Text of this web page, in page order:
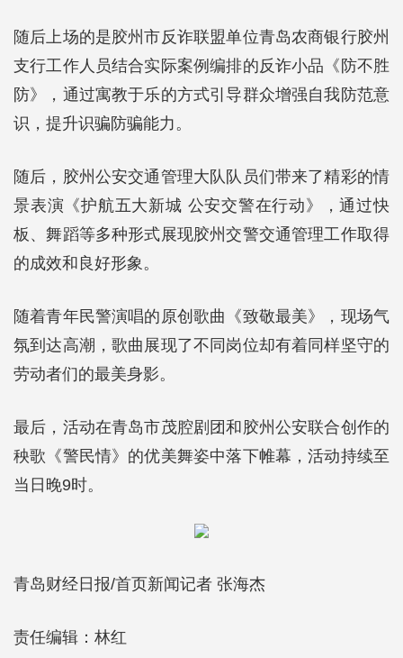
随后上场的是胶州市反诈联盟单位青岛农商银行胶州
支行工作人员结合实际案例编排的反诈小品《防不胜
防》，通过寓教于乐的方式引导群众增强自我防范意
识，提升识骗防骗能力。
随后，胶州公安交通管理大队队员们带来了精彩的情
景表演《护航五大新城 公安交警在行动》，通过快
板、舞蹈等多种形式展现胶州交警交通管理工作取得
的成效和良好形象。
随着青年民警演唱的原创歌曲《致敬最美》，现场气
氛到达高潮，歌曲展现了不同岗位却有着同样坚守的
劳动者们的最美身影。
最后，活动在青岛市茂腔剧团和胶州公安联合创作的
秧歌《警民情》的优美舞姿中落下帷幕，活动持续至
当日晚9时。
青岛财经日报/首页新闻记者 张海杰
责任编辑：林红